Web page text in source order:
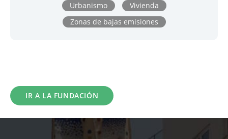
Urbanismo
Vivienda
Zonas de bajas emisiones
IR A LA FUNDACIÓN